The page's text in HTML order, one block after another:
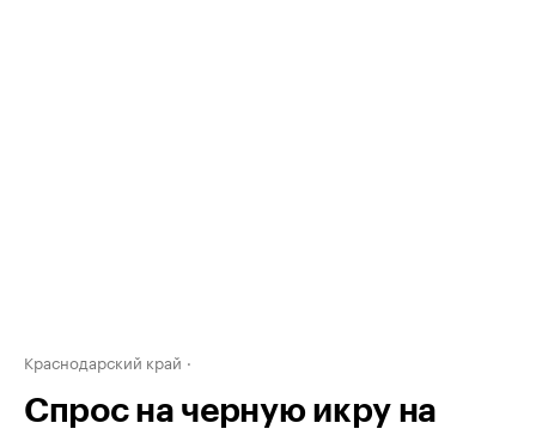
Краснодарский край
Спрос на черную икру на